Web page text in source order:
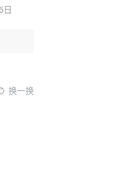
日
换一换